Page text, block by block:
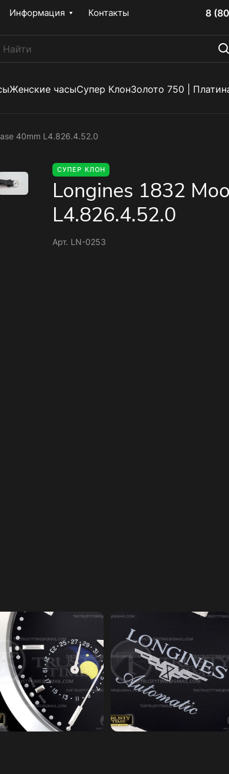
Информация Контакты 8
Женские часыСупер КлонЗолото 750 |
40mm L4.826.4.52.0
СУПЕР КЛОН
Longines 1832
L4.826.4.52.0
Арт. LN-0253